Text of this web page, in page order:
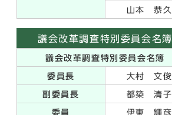
山本 恭久
議会改革調査特別委員会名簿
議会改革調査特別委員会名簿
委員長 大村 文俊
副委員長 都築 清子
委員 伊東 輝彦